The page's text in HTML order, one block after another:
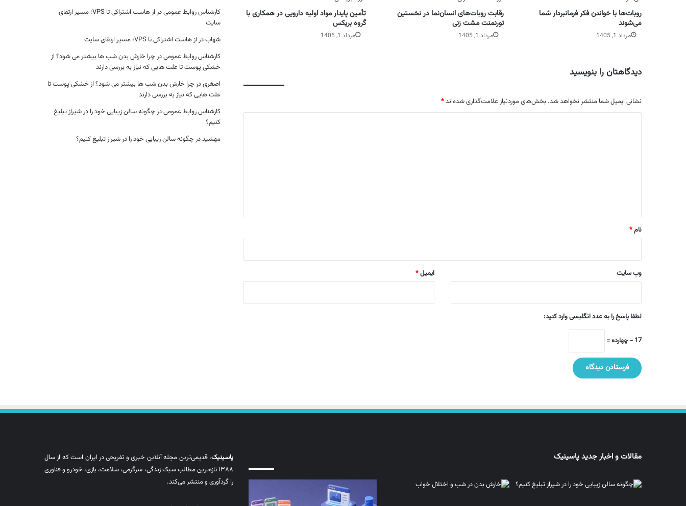
تأمین پایدار مواد اولیه دارویی در همکاری با
گروه بریکس
مرداد 1, 1405
رقابت روبات‌های انسان‌نما در نخستین
تورنمنت مشت زنی
مرداد 1, 1405
روبات‌ها با خواندن فکر فرمانبردار شما
می‌شوند
مرداد 1, 1405
دیدگاهتان را بنویسید
نشانی ایمیل شما منتشر نخواهد شد. بخش‌های موردنیاز علامت‌گذاری شده‌اند*
نام*
ایمیل* وب‌ سایت
لطفا پاسخ را به عدد انگلیسی وارد کنید:
17 − چهارده =
کارشناس روابط عمومیدر
از هاست اشتراکی تا VPS؛ مسیر ارتقای
سایت
شهابدر از هاست اشتراکی تا VPS؛ مسیر ارتقای سایت
کارشناس روابط عمومیدر چرا خارش بدن شب ها بیشتر می شود؟ از
خشکی پوست تا علت هایی که نیاز به بررسی دارند
اصغریدر چرا خارش بدن شب ها بیشتر می شود؟ از خشکی پوست تا
علت هایی که نیاز به بررسی دارند
کارشناس روابط عمومیدر چگونه سالن زیبایی خود را در شیراز تبلیغ
کنیم؟
مهشیددر چگونه سالن زیبایی خود را در شیراز تبلیغ کنیم؟
پاسینیک، قدیمی‌ترین مجله آنلاین خبری و تفریحی در ایران است که از سال
۱۳۸۸ تازه‌ترین مطالب سبک زندگی، سرگرمی، سلامت، بازی، خودرو و فناوری
را گردآوری و منتشر می‌کند.
مقالات و اخبار جدید پاسینیک